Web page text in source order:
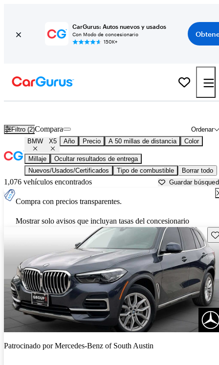
CarGurus: Autos nuevos y usados
Con Modo de concesionario
150K+
Filtro (2) Ordenar
Compara
BMW X5 Año Precio A 50 millas de distancia Color
Millaje
Ocultar resultados de entrega
Nuevos/Usados/Certificados
Tipo de combustible Borrar todo
1,076 vehículos encontrados Guardar
Compra con precios transparentes.
Mostrar solo avisos que incluyan tasas del concesionario
Patrocinado porMercedes-Benz of South Austin